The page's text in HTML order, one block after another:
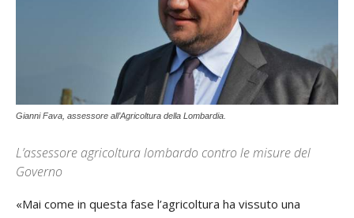
Gianni Fava, assessore all’Agricoltura della Lombardia.
L’assessore agricoltura lombardo contro le misure del
Governo
«Mai come in questa fase l’agricoltura ha vissuto una